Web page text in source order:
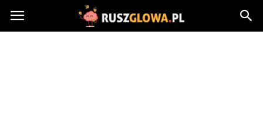
Ruszglowa.pl